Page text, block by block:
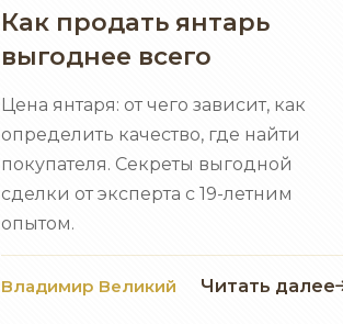
Как продать янтарь
выгоднее всего
Цена янтаря: от чего зависит, как
определить качество, где найти
покупателя. Секреты выгодной
сделки от эксперта с 19-летним
опытом.
Владимир Великий Читать далее